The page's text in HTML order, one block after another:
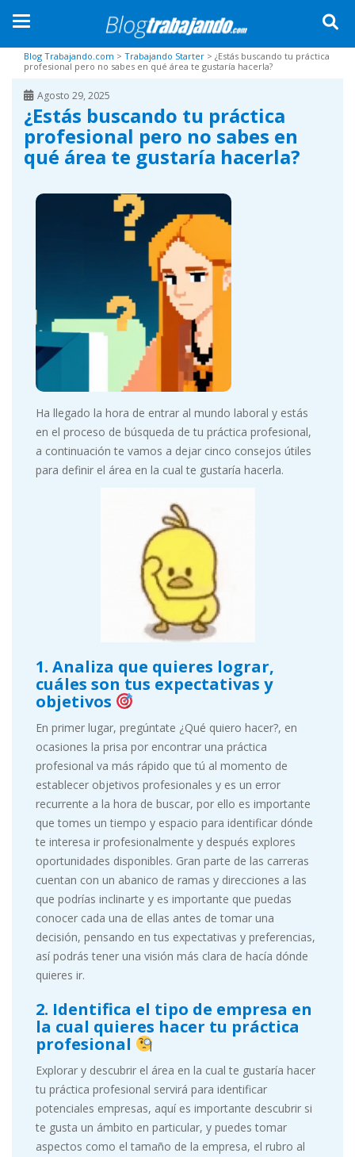
Skip to main content
TOGGLE NAVIGATION
Blog Trabajando.com > Trabajando Starter > ¿Estás buscando tu práctica
profesional pero no sabes en qué área te gustaría hacerla?
Agosto 29, 2025
¿Estás buscando tu práctica
profesional pero no sabes en
qué área te gustaría hacerla?
Ha llegado la hora de entrar al mundo laboral y estás
en el proceso de búsqueda de tu práctica profesional,
a continuación te vamos a dejar cinco consejos útiles
para definir el área en la cual te gustaría hacerla.
1. Analiza que quieres lograr,
cuáles son tus expectativas y
objetivos
En primer lugar, pregúntate ¿Qué quiero hacer?, en
ocasiones la prisa por encontrar una práctica
profesional va más rápido que tú al momento de
establecer objetivos profesionales y es un error
recurrente a la hora de buscar, por ello es importante
que tomes un tiempo y espacio para identificar dónde
te interesa ir profesionalmente y después explores
oportunidades disponibles. Gran parte de las carreras
cuentan con un abanico de ramas y direcciones a las
que podrías inclinarte y es importante que puedas
conocer cada una de ellas antes de tomar una
decisión, pensando en tus expectativas y preferencias,
así podrás tener una visión más clara de hacía dónde
quieres ir.
2. Identifica el tipo de empresa en
la cual quieres hacer tu práctica
profesional
Explorar y descubrir el área en la cual te gustaría hacer
tu práctica profesional servirá para identificar
potenciales empresas, aquí es importante descubrir si
te gusta un ámbito en particular, y puedes tomar
aspectos como el tamaño de la empresa, el rubro al